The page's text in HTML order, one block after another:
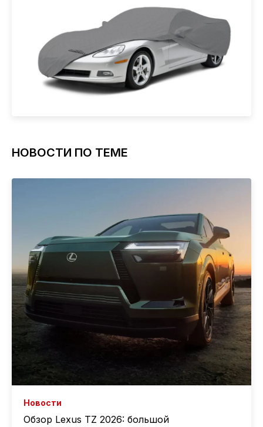
НОВОСТИ ПО ТЕМЕ
Новости
Обзор Lexus TZ 2026: большой